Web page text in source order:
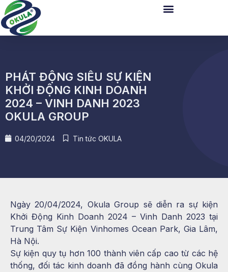
PHÁT ĐỘNG SIÊU SỰ KIỆN
KHỞI ĐỘNG KINH DOANH
2024 – VINH DANH 2023
OKULA GROUP
04/20/2024 Tin tức OKULA
Ngày 20/04/2024, Okula Group sẽ diễn ra sự kiện
Khởi Động Kinh Doanh 2024 – Vinh Danh 2023 tại
Trung Tâm Sự Kiện Vinhomes Ocean Park, Gia Lâm,
Hà Nội.
Sự kiện quy tụ hơn 100 thành viên cấp cao từ các hệ
thống, đối tác kinh doanh đã đồng hành cùng Okula